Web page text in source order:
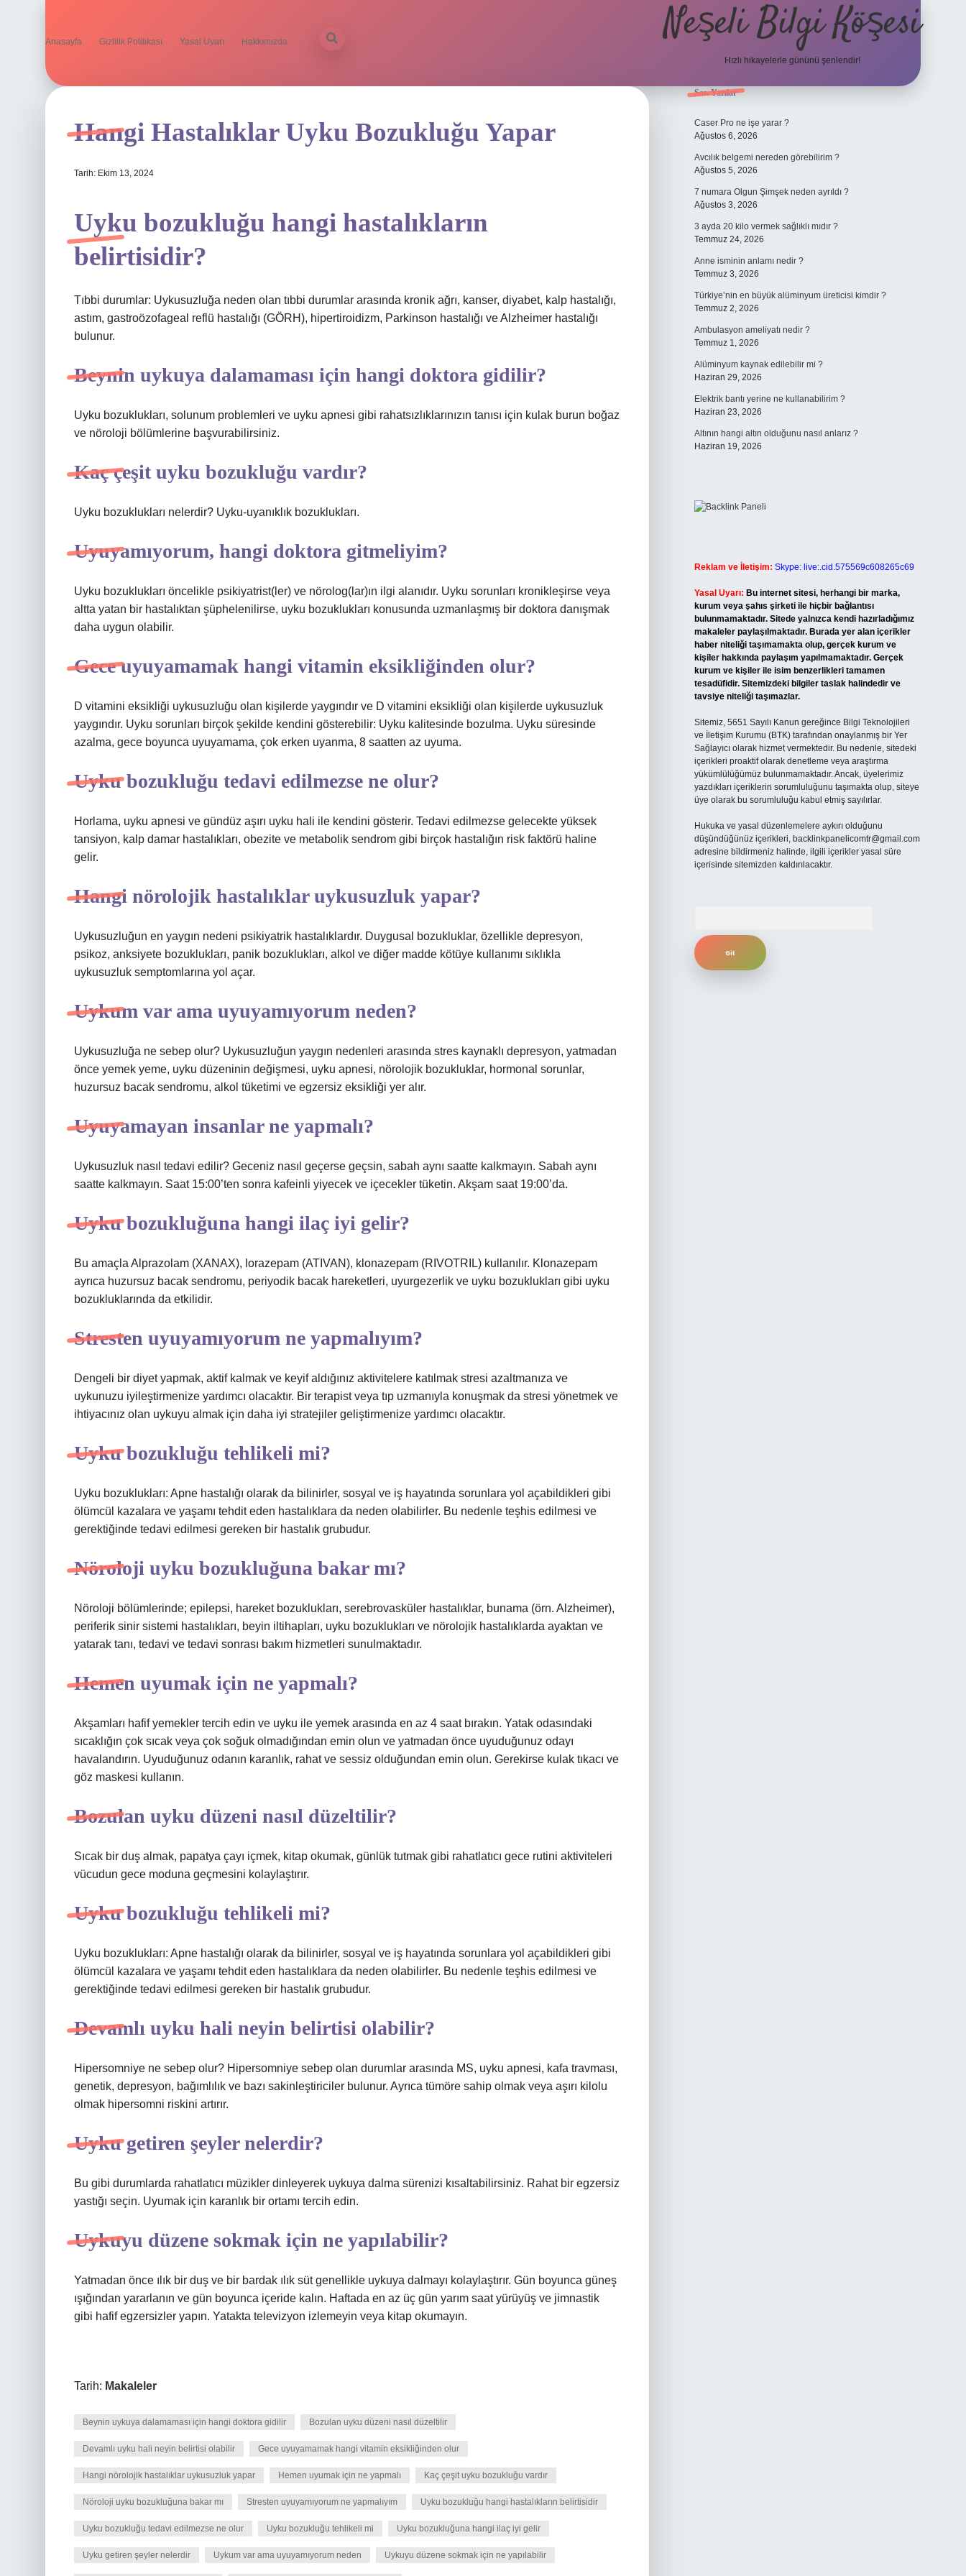
Anasayfa Gizlilik Politikası Yasal Uyarı Hakkımızda Neşeli Bilgi Köşesi
Hızlı hikayelerle gününü şenlendir!
Hangi Hastalıklar Uyku Bozukluğu Yapar
Tarih: Ekim 13, 2024
Uyku bozukluğu hangi hastalıkların
belirtisidir?
Tıbbi durumlar: Uykusuzluğa neden olan tıbbi durumlar arasında kronik ağrı, kanser, diyabet, kalp hastalığı,
astım, gastroözofageal reflü hastalığı (GÖRH), hipertiroidizm, Parkinson hastalığı ve Alzheimer hastalığı
bulunur.
Beynin uykuya dalamaması için hangi doktora gidilir?
Uyku bozuklukları, solunum problemleri ve uyku apnesi gibi rahatsızlıklarınızın tanısı için kulak burun boğaz
ve nöroloji bölümlerine başvurabilirsiniz.
Kaç çeşit uyku bozukluğu vardır?
Uyku bozuklukları nelerdir? Uyku-uyanıklık bozuklukları.
Uyuyamıyorum, hangi doktora gitmeliyim?
Uyku bozuklukları öncelikle psikiyatrist(ler) ve nörolog(lar)ın ilgi alanıdır. Uyku sorunları kronikleşirse veya
altta yatan bir hastalıktan şüphelenilirse, uyku bozuklukları konusunda uzmanlaşmış bir doktora danışmak
daha uygun olabilir.
Gece uyuyamamak hangi vitamin eksikliğinden olur?
D vitamini eksikliği uykusuzluğu olan kişilerde yaygındır ve D vitamini eksikliği olan kişilerde uykusuzluk
yaygındır. Uyku sorunları birçok şekilde kendini gösterebilir: Uyku kalitesinde bozulma. Uyku süresinde
azalma, gece boyunca uyuyamama, çok erken uyanma, 8 saatten az uyuma.
Uyku bozukluğu tedavi edilmezse ne olur?
Horlama, uyku apnesi ve gündüz aşırı uyku hali ile kendini gösterir. Tedavi edilmezse gelecekte yüksek
tansiyon, kalp damar hastalıkları, obezite ve metabolik sendrom gibi birçok hastalığın risk faktörü haline
gelir.
Hangi nörolojik hastalıklar uykusuzluk yapar?
Uykusuzluğun en yaygın nedeni psikiyatrik hastalıklardır. Duygusal bozukluklar, özellikle depresyon,
psikoz, anksiyete bozuklukları, panik bozuklukları, alkol ve diğer madde kötüye kullanımı sıklıkla
uykusuzluk semptomlarına yol açar.
Uykum var ama uyuyamıyorum neden?
Uykusuzluğa ne sebep olur? Uykusuzluğun yaygın nedenleri arasında stres kaynaklı depresyon, yatmadan
önce yemek yeme, uyku düzeninin değişmesi, uyku apnesi, nörolojik bozukluklar, hormonal sorunlar,
huzursuz bacak sendromu, alkol tüketimi ve egzersiz eksikliği yer alır.
Uyuyamayan insanlar ne yapmalı?
Uykusuzluk nasıl tedavi edilir? Geceniz nasıl geçerse geçsin, sabah aynı saatte kalkmayın. Sabah aynı
saatte kalkmayın. Saat 15:00’ten sonra kafeinli yiyecek ve içecekler tüketin. Akşam saat 19:00’da.
Uyku bozukluğuna hangi ilaç iyi gelir?
Bu amaçla Alprazolam (XANAX), lorazepam (ATIVAN), klonazepam (RIVOTRIL) kullanılır. Klonazepam
ayrıca huzursuz bacak sendromu, periyodik bacak hareketleri, uyurgezerlik ve uyku bozuklukları gibi uyku
bozukluklarında da etkilidir.
Stresten uyuyamıyorum ne yapmalıyım?
Dengeli bir diyet yapmak, aktif kalmak ve keyif aldığınız aktivitelere katılmak stresi azaltmanıza ve
uykunuzu iyileştirmenize yardımcı olacaktır. Bir terapist veya tıp uzmanıyla konuşmak da stresi yönetmek ve
ihtiyacınız olan uykuyu almak için daha iyi stratejiler geliştirmenize yardımcı olacaktır.
Uyku bozukluğu tehlikeli mi?
Uyku bozuklukları: Apne hastalığı olarak da bilinirler, sosyal ve iş hayatında sorunlara yol açabildikleri gibi
ölümcül kazalara ve yaşamı tehdit eden hastalıklara da neden olabilirler. Bu nedenle teşhis edilmesi ve
gerektiğinde tedavi edilmesi gereken bir hastalık grubudur.
Nöroloji uyku bozukluğuna bakar mı?
Nöroloji bölümlerinde; epilepsi, hareket bozuklukları, serebrovasküler hastalıklar, bunama (örn. Alzheimer),
periferik sinir sistemi hastalıkları, beyin iltihapları, uyku bozuklukları ve nörolojik hastalıklarda ayaktan ve
yatarak tanı, tedavi ve tedavi sonrası bakım hizmetleri sunulmaktadır.
Hemen uyumak için ne yapmalı?
Akşamları hafif yemekler tercih edin ve uyku ile yemek arasında en az 4 saat bırakın. Yatak odasındaki
sıcaklığın çok sıcak veya çok soğuk olmadığından emin olun ve yatmadan önce uyuduğunuz odayı
havalandırın. Uyuduğunuz odanın karanlık, rahat ve sessiz olduğundan emin olun. Gerekirse kulak tıkacı ve
göz maskesi kullanın.
Bozulan uyku düzeni nasıl düzeltilir?
Sıcak bir duş almak, papatya çayı içmek, kitap okumak, günlük tutmak gibi rahatlatıcı gece rutini aktiviteleri
vücudun gece moduna geçmesini kolaylaştırır.
Uyku bozukluğu tehlikeli mi?
Uyku bozuklukları: Apne hastalığı olarak da bilinirler, sosyal ve iş hayatında sorunlara yol açabildikleri gibi
ölümcül kazalara ve yaşamı tehdit eden hastalıklara da neden olabilirler. Bu nedenle teşhis edilmesi ve
gerektiğinde tedavi edilmesi gereken bir hastalık grubudur.
Devamlı uyku hali neyin belirtisi olabilir?
Hipersomniye ne sebep olur? Hipersomniye sebep olan durumlar arasında MS, uyku apnesi, kafa travması,
genetik, depresyon, bağımlılık ve bazı sakinleştiriciler bulunur. Ayrıca tümöre sahip olmak veya aşırı kilolu
olmak hipersomni riskini artırır.
Uyku getiren şeyler nelerdir?
Bu gibi durumlarda rahatlatıcı müzikler dinleyerek uykuya dalma sürenizi kısaltabilirsiniz. Rahat bir egzersiz
yastığı seçin. Uyumak için karanlık bir ortamı tercih edin.
Uykuyu düzene sokmak için ne yapılabilir?
Yatmadan önce ılık bir duş ve bir bardak ılık süt genellikle uykuya dalmayı kolaylaştırır. Gün boyunca güneş
ışığından yararlanın ve gün boyunca içeride kalın. Haftada en az üç gün yarım saat yürüyüş ve jimnastik
gibi hafif egzersizler yapın. Yatakta televizyon izlemeyin veya kitap okumayın.
Tarih: Makaleler
Beynin uykuya dalamaması için hangi doktora gidilir Bozulan uyku düzeni nasıl düzeltilir
Devamlı uyku hali neyin belirtisi olabilir Gece uyuyamamak hangi vitamin eksikliğinden olur
Hangi nörolojik hastalıklar uykusuzluk yapar Hemen uyumak için ne yapmalı Kaç çeşit uyku bozukluğu vardır
Nöroloji uyku bozukluğuna bakar mı Stresten uyuyamıyorum ne yapmalıyım Uyku bozukluğu hangi hastalıkların belirtisidir
Uyku bozukluğu tedavi edilmezse ne olur Uyku bozukluğu tehlikeli mi Uyku bozukluğuna hangi ilaç iyi gelir
Uyku getiren şeyler nelerdir Uykum var ama uyuyamıyorum neden Uykuyu düzene sokmak için ne yapılabilir
Sidebar
Son Yazılar
Caser Pro ne işe yarar ?
Ağustos 6, 2026
Avcılık belgemi nereden görebilirim ?
Ağustos 5, 2026
7 numara Olgun Şimşek neden ayrıldı ?
Ağustos 3, 2026
3 ayda 20 kilo vermek sağlıklı mıdır ?
Temmuz 24, 2026
Anne isminin anlamı nedir ?
Temmuz 3, 2026
Türkiye’nin en büyük alüminyum üreticisi kimdir ?
Temmuz 2, 2026
Ambulasyon ameliyatı nedir ?
Temmuz 1, 2026
Alüminyum kaynak edilebilir mi ?
Haziran 29, 2026
Elektrik bantı yerine ne kullanabilirim ?
Haziran 23, 2026
Altının hangi altın olduğunu nasıl anlarız ?
Haziran 19, 2026
Reklam ve İletişim: Skype: live:.cid.575569c608265c69
Yasal Uyarı: Bu internet sitesi, herhangi bir marka,
kurum veya şahıs şirketi ile hiçbir bağlantısı
bulunmamaktadır. Sitede yalnızca kendi hazırladığımız
makaleler paylaşılmaktadır. Burada yer alan içerikler
haber niteliği taşımamakta olup, gerçek kurum ve
kişiler hakkında paylaşım yapılmamaktadır. Gerçek
kurum ve kişiler ile isim benzerlikleri tamamen
tesadüfidir. Sitemizdeki bilgiler taslak halindedir ve
tavsiye niteliği taşımazlar.
Sitemiz, 5651 Sayılı Kanun gereğince Bilgi Teknolojileri
ve İletişim Kurumu (BTK) tarafından onaylanmış bir Yer
Sağlayıcı olarak hizmet vermektedir. Bu nedenle, sitedeki
içerikleri proaktif olarak denetleme veya araştırma
yükümlülüğümüz bulunmamaktadır. Ancak, üyelerimiz
yazdıkları içeriklerin sorumluluğunu taşımakta olup, siteye
üye olarak bu sorumluluğu kabul etmiş sayılırlar.
Hukuka ve yasal düzenlemelere aykırı olduğunu
düşündüğünüz içerikleri, backlinkpanelicomtr@gmail.com
adresine bildirmeniz halinde, ilgili içerikler yasal süre
içerisinde sitemizden kaldırılacaktır.